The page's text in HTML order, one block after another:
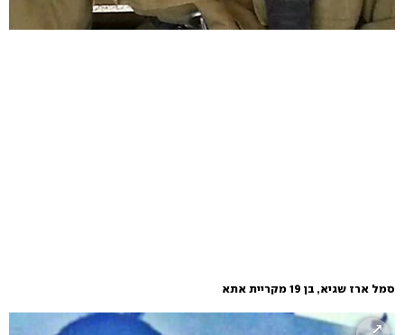
סמל ארז שגיא, בן 19 מקריית אתא